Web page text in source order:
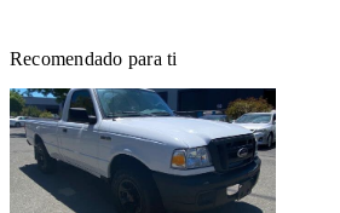
Recomendado para ti